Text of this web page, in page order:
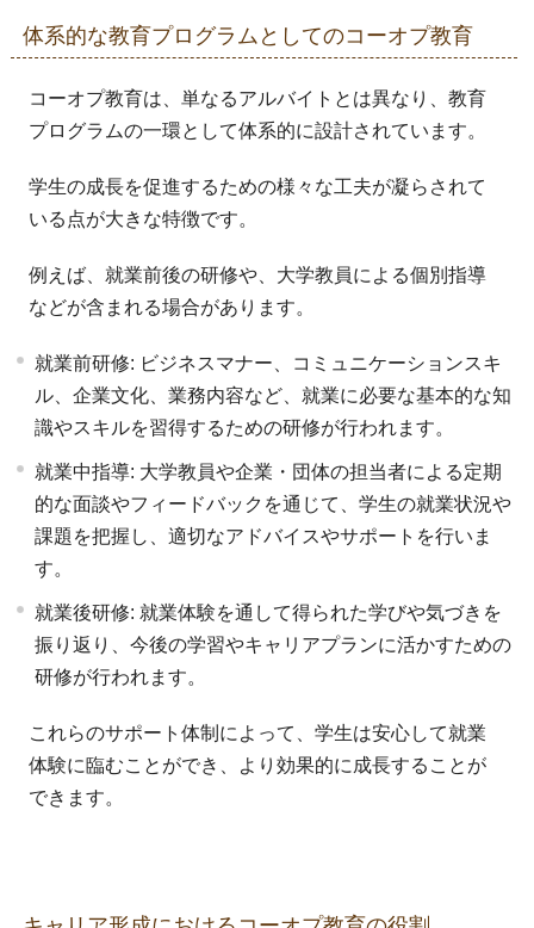
体系的な教育プログラムとしてのコーオプ教育
コーオプ教育は、単なるアルバイトとは異なり、教育
プログラムの一環として体系的に設計されています。
学生の成長を促進するための様々な工夫が凝らされて
いる点が大きな特徴です。
例えば、就業前後の研修や、大学教員による個別指導
などが含まれる場合があります。
就業前研修: ビジネスマナー、コミュニケーションスキ
ル、企業文化、業務内容など、就業に必要な基本的な知
識やスキルを習得するための研修が行われます。
就業中指導: 大学教員や企業・団体の担当者による定期
的な面談やフィードバックを通じて、学生の就業状況や
課題を把握し、適切なアドバイスやサポートを行いま
す。
就業後研修: 就業体験を通して得られた学びや気づきを
振り返り、今後の学習やキャリアプランに活かすための
研修が行われます。
これらのサポート体制によって、学生は安心して就業
体験に臨むことができ、より効果的に成長することが
できます。